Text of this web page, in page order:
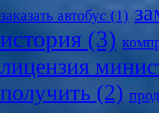
заказать автобус (1)
история (3)
лицензия
получить (2)